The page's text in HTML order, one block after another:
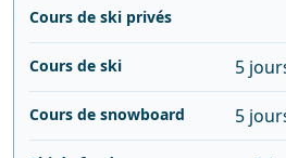
Cours de ski privés
Cours de ski 5
Cours de snowboard 5